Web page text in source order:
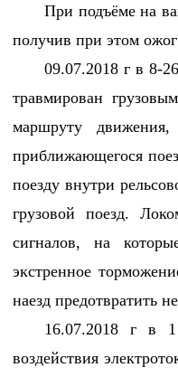
При подъёме на
получив при этом
09.07.2018 г в 8-
травмирован
маршруту
приближающегося
поезду внутри
грузовой поезд.
сигналов, на
экстренное
наезд предотвратить
16.07.2018 г в 1
воздействия